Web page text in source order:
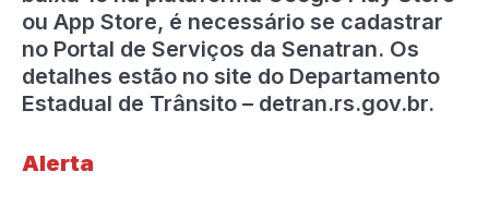
ou App Store, é necessário se cadastrar
no Portal de Serviços da Senatran. Os
detalhes estão no site do Departamento
Estadual de Trânsito – detran.rs.gov.br.
Alerta